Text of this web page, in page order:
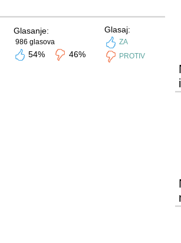
Glasanje:
986 glasova
54% 46%
Glasaj:
ZA
PROTIV